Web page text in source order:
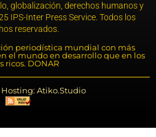
globalización, derechos humanos y
IPS-Inter Press Service. Todos los
reservados.
periodística mundial con más
el mundo en desarrollo que en los
ricos. DONAR
Hosting: Atiko.Studio